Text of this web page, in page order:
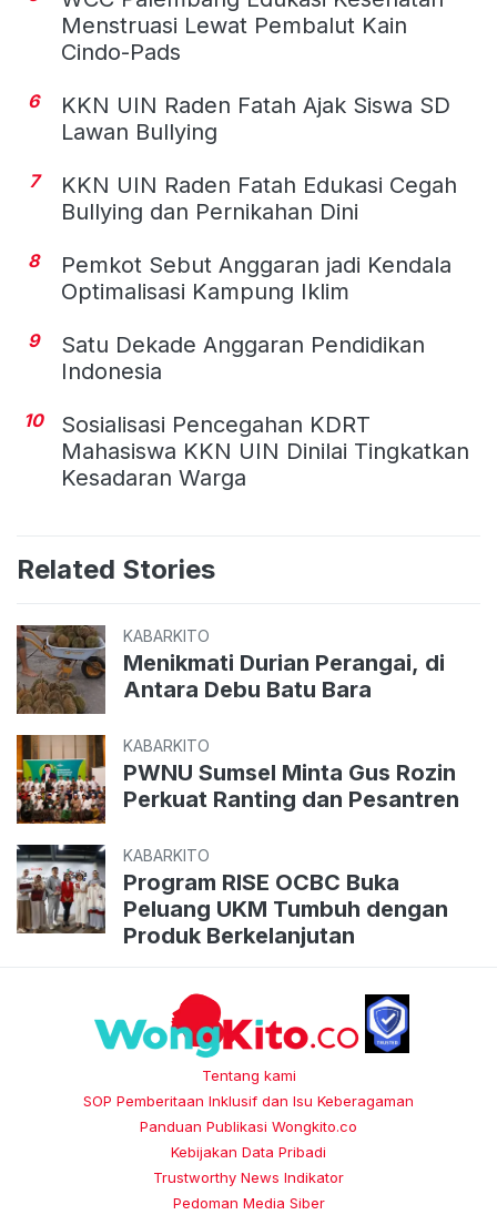
Menstruasi Lewat Pembalut Kain
Cindo-Pads
6
KKN UIN Raden Fatah Ajak Siswa SD
Lawan Bullying
7
KKN UIN Raden Fatah Edukasi Cegah
Bullying dan Pernikahan Dini
8
Pemkot Sebut Anggaran jadi Kendala
Optimalisasi Kampung Iklim
9
Satu Dekade Anggaran Pendidikan
Indonesia
10
Sosialisasi Pencegahan KDRT
Mahasiswa KKN UIN Dinilai Tingkatkan
Kesadaran Warga
Related Stories
KABARKITO
Menikmati Durian Perangai, di
Antara Debu Batu Bara
KABARKITO
PWNU Sumsel Minta Gus Rozin
Perkuat Ranting dan Pesantren
KABARKITO
Program RISE OCBC Buka
Peluang UKM Tumbuh dengan
Produk Berkelanjutan
Tentang kami
SOP Pemberitaan Inklusif dan Isu Keberagaman
Panduan Publikasi Wongkito.co
Kebijakan Data Pribadi
Trustworthy News Indikator
Pedoman Media Siber